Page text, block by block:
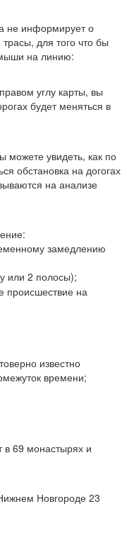
не информирует о
для того что бы
мыши на линию:
углу карты, вы
будет меняться в
можете увидеть, как по
обстановка на догогах
на анализе
замедлению
или 2 полосы);
происшествие на
известно
времени;
в 69 монастырях и
Новгороде 23